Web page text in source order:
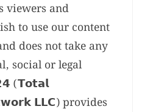
and
to use our content
does not take any
social or legal
(𝗧𝗼𝘁𝗮𝗹
𝗟𝗟𝗖) provides